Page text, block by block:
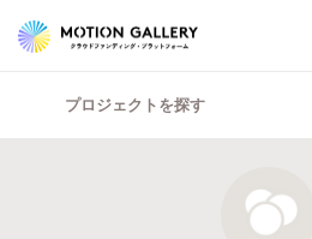
プロジェクトを探す